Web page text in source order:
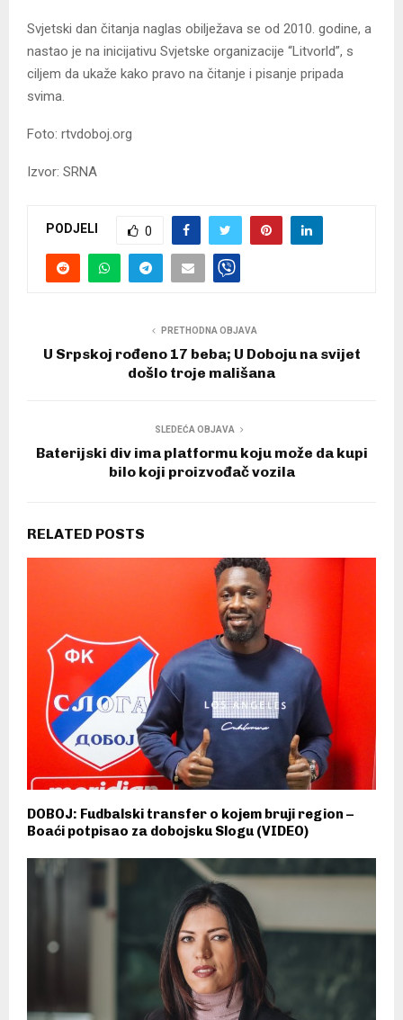
Svjetski dan čitanja naglas obilježava se od 2010. godine, a
nastao je na inicijativu Svjetske organizacije “Litvorld”, s
ciljem da ukaže kako pravo na čitanje i pisanje pripada
svima.
Foto: rtvdoboj.org
Izvor: SRNA
PODJELI 0
PRETHODNA OBJAVA
U Srpskoj rođeno 17 beba; U Doboju na svijet
došlo troje mališana
SLEDEĆA OBJAVA
Baterijski div ima platformu koju može da kupi
bilo koji proizvođač vozila
RELATED POSTS
DOBOJ: Fudbalski transfer o kojem bruji region –
Boaći potpisao za dobojsku Slogu (VIDEO)